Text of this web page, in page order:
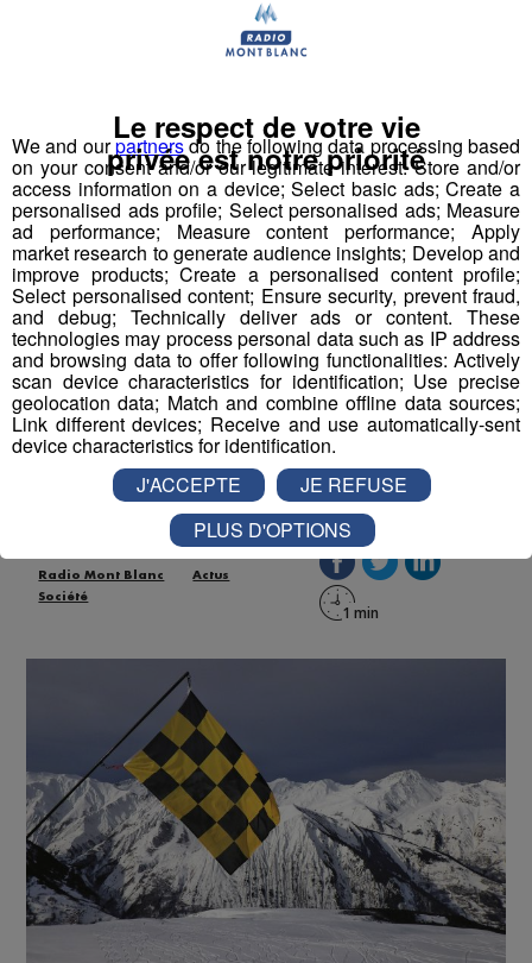
Pays de Savoie : appel général à
ne pas aller en montagne
aujourd'hui
Publié par La Rédaction Radio Mont Blanc-29 janvier 2021 à
09h29
Radio Mont Blanc
Actus
Société
We and ourpartnersdo the following data processing based
on your consent and/or our legitimate interest: Store and/or
access information on a device; Select basic ads; Create a
personalised ads profile; Select personalised ads; Measure
ad performance; Measure content performance; Apply
market research to generate audience insights; Develop and
improve products; Create a personalised content profile;
Select personalised content; Ensure security, prevent fraud,
and debug; Technically deliver ads or content. These
technologies may process personal data such as IP address
and browsing data to offer following functionalities: Actively
scan device characteristics for identification; Use precise
geolocation data; Match and combine offline data sources;
Link different devices; Receive and use automatically-sent
device characteristics for identification.
Le respect de votre vie
privée est notre priorité
J'ACCEPTE
JE REFUSE
PLUS D'OPTIONS